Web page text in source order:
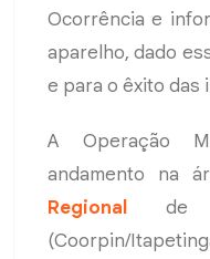
Ocorrência e
aparelho, dado
e para o êxito das
A Operação
andamento na
Regional
de
(Coorpin/